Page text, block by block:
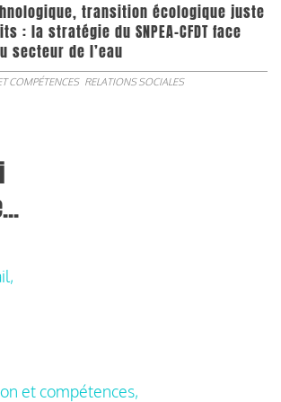
transition écologique juste
: la stratégie du SNPEA-CFDT face
secteur de l’eau
COMPÉTENCES RELATIONS SOCIALES
et compétences,